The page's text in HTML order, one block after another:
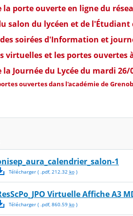
la porte ouverte en ligne du
salon du lycéen et de l'Étudiant
des soirées d'Information et
virtuelles et les portes ouvertes
la Journée du Lycée du mardi 26/
ouvertes dans l'académie de
1
Télécharger( .pdf, 212.32 ko)
Virtuelle Affiche A3
Télécharger( .pdf, 860.59 ko)